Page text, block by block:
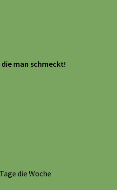
die man schmeckt!
die Woche